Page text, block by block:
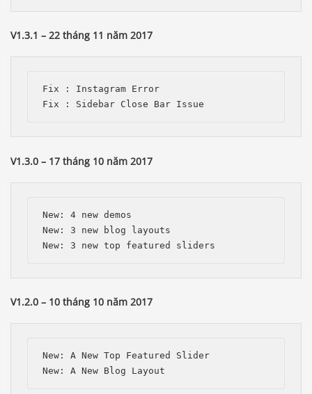
V1.3.1 – 22 tháng 11 năm 2017
Fix : Instagram Error
V1.3.0 – 17 tháng 10 năm 2017
New: 4 new demos
New: 3 new blog layouts
V1.2.0 – 10 tháng 10 năm 2017
New: A New Top Featured Slider